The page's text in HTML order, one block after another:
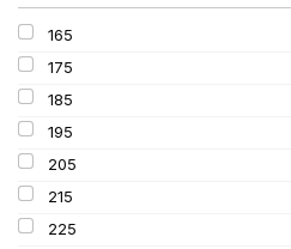
LASSA (174)
LING LONG
MICHELIN
MITAS
Mondolfo ferro
PIRELLI
PROMETEON
SCHRADER
165
175
185
195
205
215
225